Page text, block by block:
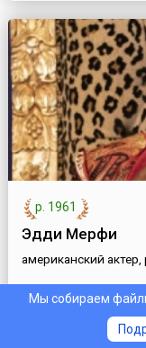
р. 1961
Эдди Мерфи
американский
Мы собираем